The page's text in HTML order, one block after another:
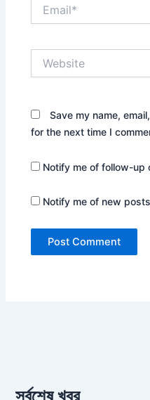
Save my name,
for the next time I
Notify me of follow-up
Notify me of new